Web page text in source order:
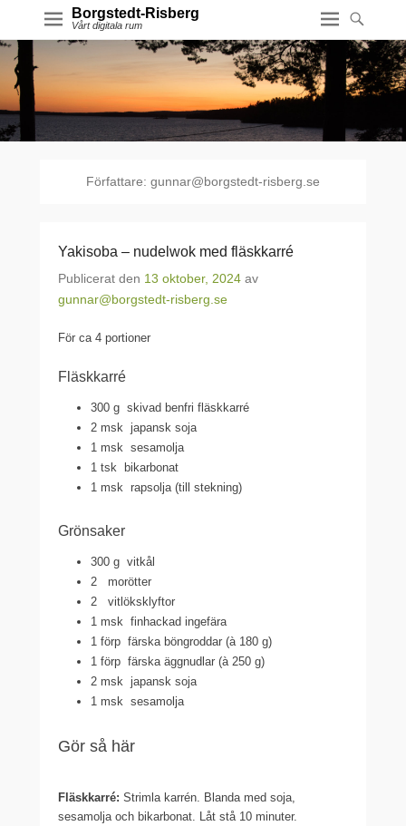
Borgstedt-Risberg
Vårt digitala rum
Författare: gunnar@borgstedt-risberg.se
Yakisoba – nudelwok med fläskkarré
Publicerat den 13 oktober, 2024 av
gunnar@borgstedt-risberg.se
För ca 4 portioner
Fläskkarré
300 g skivad benfri fläskkarré
2 msk japansk soja
1 msk sesamolja
1 tsk
bikarbonat
1 msk rapsolja (till stekning)
Grönsaker
300 g vitkål
2 morötter
2 vitlöksklyftor
1 msk finhackad ingefära
1 förp färska böngroddar (à 180 g)
1 förp färska äggnudlar (à 250 g)
2 msk japansk soja
1 msk sesamolja
Gör så här
Fläskkarré: Strimla karrén. Blanda med soja,
sesamolja och bikarbonat. Låt stå 10 minuter.